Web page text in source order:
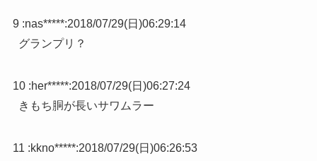
9 :nas*****:2018/07/29(日)06:29:14
グランプリ？
10 :her*****:2018/07/29(日)06:27:24
きもち胴が長いサワムラー
11 :kkno*****:2018/07/29(日)06:26:53